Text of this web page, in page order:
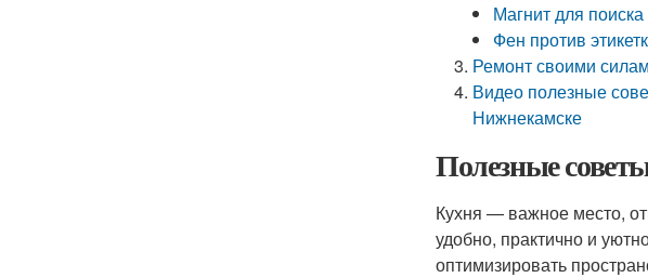
Магнит для
Фен против
Ремонт своими
Видео полезные
Нижнекамске
Полезные
Кухня — важное место,
удобно, практично и
оптимизировать